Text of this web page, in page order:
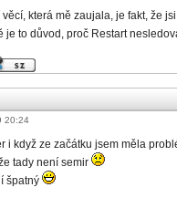
která mě zaujala, je fakt, že
je to důvod, proč Restart
20:24
i když ze začátku jsem měla
tady není semir
špatný